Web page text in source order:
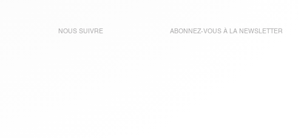
NOUS SUIVRE ABONNEZ-VOUS À LA NEWSLETTER